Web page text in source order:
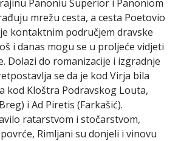
Panoniu Superior i Panoniom
mrežu cesta, a cesta Poetovio
kontaktnim područjem dravske
i danas mogu se u proljeće vidjeti
Dolazi do romanizacije i izgradnje
se da je kod Virja bila
kod Kloštra Podravskog Louta,
i Ad Piretis (Farkašić).
ratarstvom i stočarstvom,
Rimljani su donjeli i vinovu